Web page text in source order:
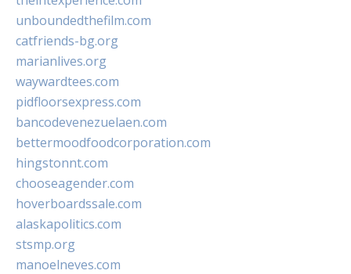
unboundedthefilm.com
catfriends-bg.org
marianlives.org
waywardtees.com
pidfloorsexpress.com
bancodevenezuelaen.com
bettermoodfoodcorporation.com
hingstonnt.com
chooseagender.com
hoverboardssale.com
alaskapolitics.com
stsmp.org
manoelneves.com